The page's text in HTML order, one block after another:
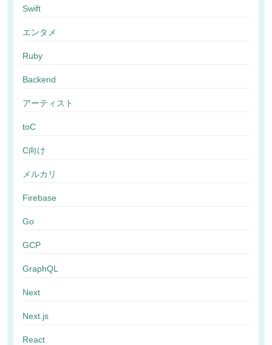
Swift
エンタメ
Ruby
Backend
アーティスト
toC
C向け
メルカリ
Firebase
Go
GCP
GraphQL
Next
Next.js
React